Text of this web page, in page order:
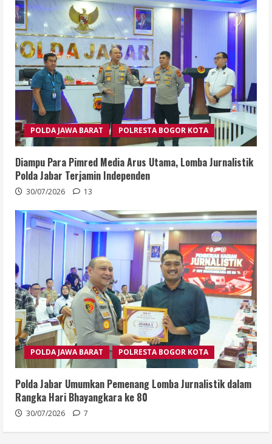
POLDA JAWA BARAT POLRESTA BOGOR KOTA
Diampu Para Pimred Media Arus Utama, Lomba Jurnalistik
Polda Jabar Terjamin Independen
30/07/2026 13
POLDA JAWA BARAT POLRESTA BOGOR KOTA
Polda Jabar Umumkan Pemenang Lomba Jurnalistik dalam
Rangka Hari Bhayangkara ke 80
30/07/2026 7